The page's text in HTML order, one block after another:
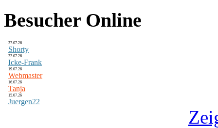
Besucher Online
27.07.26
Shorty
22.07.26
Icke-Frank
19.07.26
Webmaster
16.07.26
Tanja
15.07.26
Juergen22